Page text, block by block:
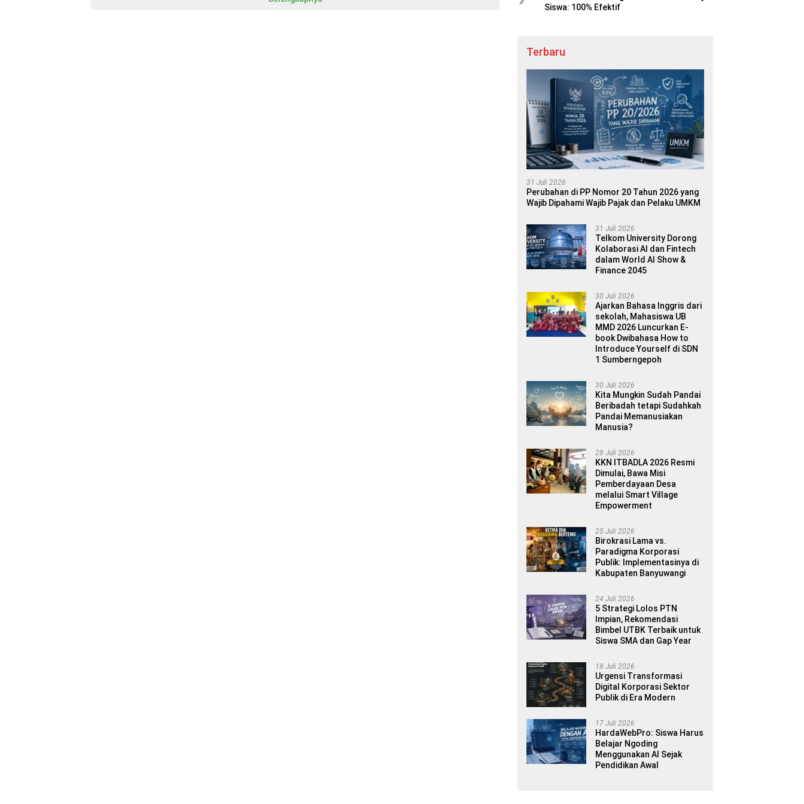
Siswa: 100% Efektif
Terbaru
31 Juli 2026
Perubahan di PP Nomor 20 Tahun 2026 yang
Wajib Dipahami Wajib Pajak dan Pelaku UMKM
31 Juli 2026
Telkom University Dorong
Kolaborasi AI dan Fintech
dalam World AI Show &
Finance 2045
30 Juli 2026
Ajarkan Bahasa Inggris dari
sekolah, Mahasiswa UB
MMD 2026 Luncurkan E-
book Dwibahasa How to
Introduce Yourself di SDN
1 Sumberngepoh
30 Juli 2026
Kita Mungkin Sudah Pandai
Beribadah tetapi Sudahkah
Pandai Memanusiakan
Manusia?
28 Juli 2026
KKN ITBADLA 2026 Resmi
Dimulai, Bawa Misi
Pemberdayaan Desa
melalui Smart Village
Empowerment
25 Juli 2026
Birokrasi Lama vs.
Paradigma Korporasi
Publik: Implementasinya di
Kabupaten Banyuwangi
24 Juli 2026
5 Strategi Lolos PTN
Impian, Rekomendasi
Bimbel UTBK Terbaik untuk
Siswa SMA dan Gap Year
18 Juli 2026
Urgensi Transformasi
Digital Korporasi Sektor
Publik di Era Modern
17 Juli 2026
HardaWebPro: Siswa Harus
Belajar Ngoding
Menggunakan AI Sejak
Pendidikan Awal